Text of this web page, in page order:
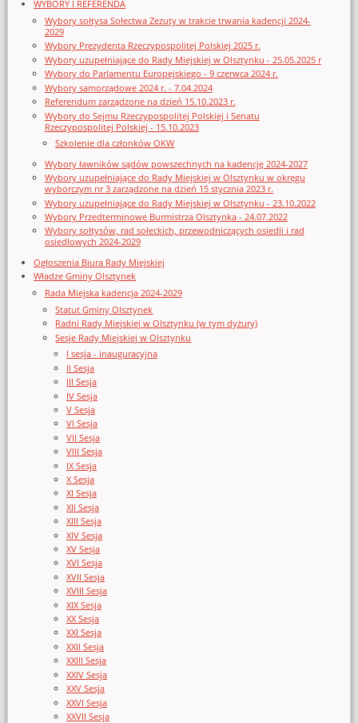
WYBORY I REFERENDA
Wybory sołtysa Sołectwa Zezuty w trakcie trwania kadencji 2024-
2029
Wybory Prezydenta Rzeczypospolitej Polskiej 2025 r.
Wybory uzupełniające do Rady Miejskiej w Olsztynku - 25.05.2025 r
Wybory do Parlamentu Europejskiego - 9 czerwca 2024 r.
Wybory samorządowe 2024 r. - 7.04.2024
Referendum zarządzone na dzień 15.10.2023 r.
Wybory do Sejmu Rzeczypospolitej Polskiej i Senatu
Rzeczypospolitej Polskiej - 15.10.2023
Szkolenie dla członków OKW
Wybory ławników sądów powszechnych na kadencję 2024-2027
Wybory uzupełniające do Rady Miejskiej w Olsztynku w okręgu
wyborczym nr 3 zarządzone na dzień 15 stycznia 2023 r.
Wybory uzupełniające do Rady Miejskiej w Olsztynku - 23.10.2022
Wybory Przedterminowe Burmistrza Olsztynka - 24.07.2022
Wybory sołtysów, rad sołeckich, przewodniczących osiedli i rad
osiedlowych 2024-2029
Ogłoszenia Biura Rady Miejskiej
Władze Gminy Olsztynek
Rada Miejska kadencja 2024-2029
Statut Gminy Olsztynek
Radni Rady Miejskiej w Olsztynku (w tym dyżury)
Sesje Rady Miejskiej w Olsztynku
I sesja - inauguracyjna
II Sesja
III Sesja
IV Sesja
V Sesja
VI Sesja
VII Sesja
VIII Sesja
IX Sesja
X Sesja
XI Sesja
XII Sesja
XIII Sesja
XIV Sesja
XV Sesja
XVI Sesja
XVII Sesja
XVIII Sesja
XIX Sesja
XX Sesja
XXI Sesja
XXII Sesja
XXIII Sesja
XXIV Sesja
XXV Sesja
XXVI Sesja
XXVII Sesja